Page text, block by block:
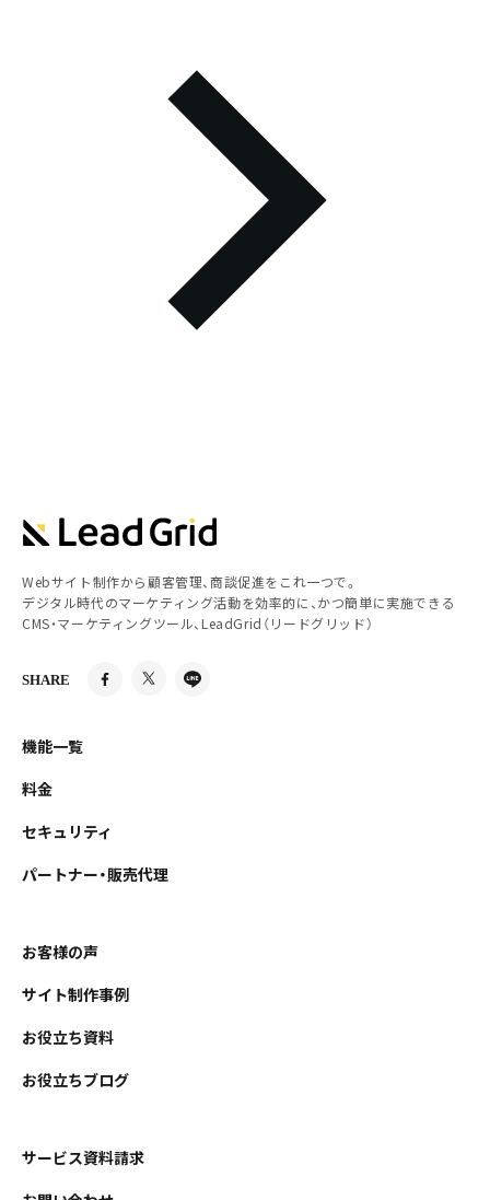
Webサイト制作から顧客管理、商談促進をこれ一つで。
デジタル時代のマーケティング活動を効率的に、かつ簡単に実施できる
CMS・マーケティングツール、LeadGrid（リードグリッド）
SHARE
機能一覧
料金
セキュリティ
パートナー・販売代理
お客様の声
サイト制作事例
お役立ち資料
お役立ちブログ
サービス資料請求